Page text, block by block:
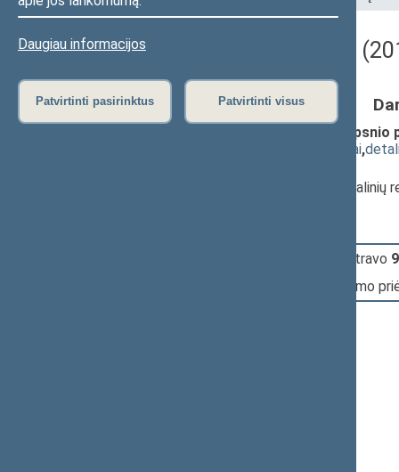
Daugiau informacijos
Patvirtinti pasirinktus Patvirtinti visus
Darbotvarkės klausimas
Teismų įstatymo Nr. I-480 101
susiję dokumentai,
, Komiteto narys,
(užsiregistravo
dėl įstatymo